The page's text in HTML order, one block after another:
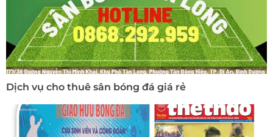
Dịch vụ cho thuê sân bóng đá giá rẻ